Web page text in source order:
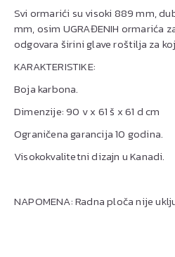
Svi ormarići su visoki 889 mm,
mm, osim UGRAĐENIH ormarića
odgovara širini glave roštilja za
KARAKTERISTIKE:
Boja karbona.
Dimenzije: 90 v x 61 š x 61 d cm
Ograničena garancija 10 godina.
Visokokvalitetni dizajn u Kanadi.
NAPOMENA: Radna ploča nije